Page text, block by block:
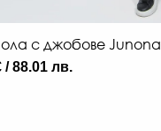
с джобове Junona
/ 88.01 лв.